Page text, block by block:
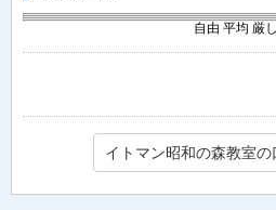
自由 平均 厳
イトマン昭和の森教室の